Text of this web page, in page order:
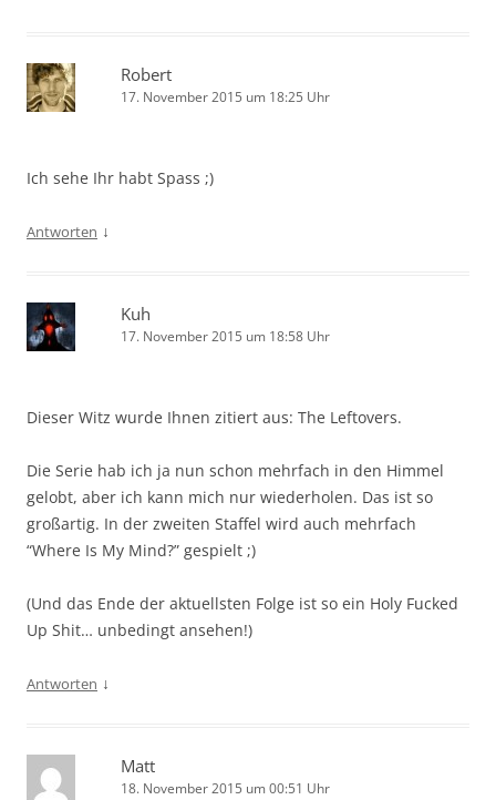
Robert
17. November 2015 um 18:25 Uhr
Ich sehe Ihr habt Spass ;)
Antworten ↓
Kuh
17. November 2015 um 18:58 Uhr
Dieser Witz wurde Ihnen zitiert aus: The Leftovers.
Die Serie hab ich ja nun schon mehrfach in den Himmel
gelobt, aber ich kann mich nur wiederholen. Das ist so
großartig. In der zweiten Staffel wird auch mehrfach
“Where Is My Mind?” gespielt ;)
(Und das Ende der aktuellsten Folge ist so ein Holy Fucked
Up Shit… unbedingt ansehen!)
Antworten ↓
Matt
18. November 2015 um 00:51 Uhr